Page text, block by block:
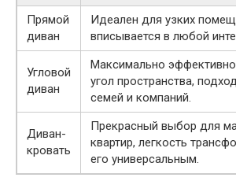
Прямой
диван
Идеален для узких
вписывается в любой
Угловой
диван
Максимально эффективно
угол пространства,
семей и компаний.
Диван-
кровать
Прекрасный выбор для
квартир, легкость
его универсальным.